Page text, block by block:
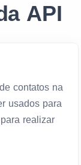
API
contatos na
usados para
realizar